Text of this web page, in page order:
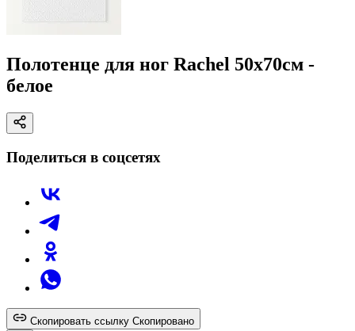
Полотенце для ног Rachel 50x70см -
белое
Поделиться в соцсетях
Скопировать ссылку Скопировано